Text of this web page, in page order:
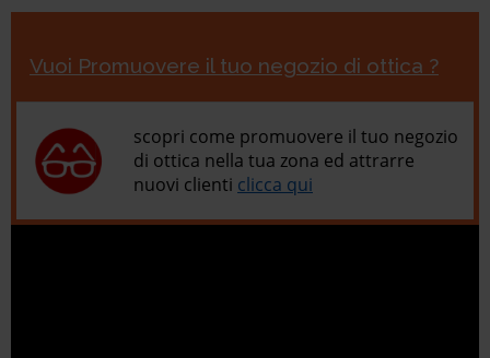
Vuoi Promuovere il tuo negozio di ottica ?
scopri come promuovere il tuo negozio
di ottica nella tua zona ed attrarre
nuovi clienti clicca qui